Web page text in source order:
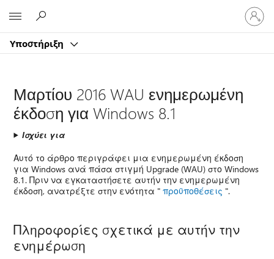
Υποστήριξη
Είσοδος
στον
Μαρτίου 2016 WAU ενημερωμένη
έκδοση για Windows 8.1
Ισχύει για
Αυτό το άρθρο περιγράφει μια ενημερωμένη έκδοση
για Windows ανά πάσα στιγμή Upgrade (WAU) στο Windows
8.1. Πριν να εγκαταστήσετε αυτήν την ενημερωμένη
έκδοση, ανατρέξτε στην ενότητα "προϋποθέσεις ".
Πληροφορίες σχετικά με αυτήν την
ενημέρωση